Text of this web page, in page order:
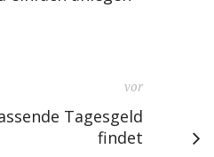
vor
Tagesgeld
findet